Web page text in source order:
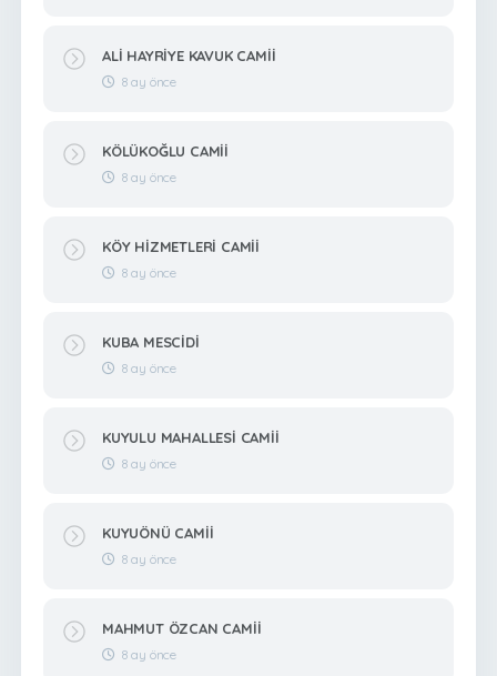
ALİ HAYRİYE KAVUK CAMİİ
8 ay önce
KÖLÜKOĞLU CAMİİ
8 ay önce
KÖY HİZMETLERİ CAMİİ
8 ay önce
KUBA MESCİDİ
8 ay önce
KUYULU MAHALLESİ CAMİİ
8 ay önce
KUYUÖNÜ CAMİİ
8 ay önce
MAHMUT ÖZCAN CAMİİ
8 ay önce